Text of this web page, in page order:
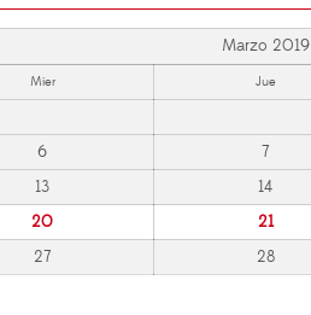
Marzo 2019
Mier Jue
6 7
13 14
20 21
27 28